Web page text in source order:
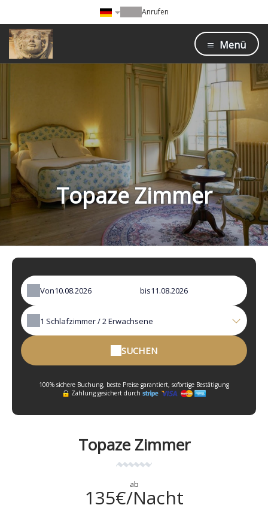
Anrufen
Menü
Topaze Zimmer
Von bis
1 Schlafzimmer /2Erwachsene
SUCHEN
100% sichere Buchung, beste Preise garantiert, sofortige Bestätigung
Zahlung gesichert durch
Topaze Zimmer
ab
135€/Nacht